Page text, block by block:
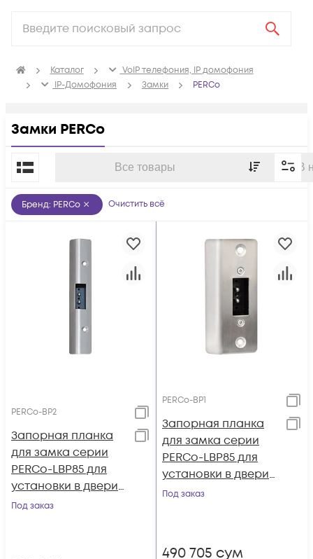
Каталог
VoIP телефония, IP домофония
IP-Домофония
Замки PERCo
Замки PERCo
Все товары В
По популярности
Бренд: PERCo Очистить всё
PERCo-BP2
Запорная планка
для замка серии
PERCo-LBP85 для
установки в двери
из профилей типов
Под заказ
PERCo-BP1
Запорная планка
для замка серии
PERCo-LBP85 для
установки в двери
из профилей типов
Под заказ
490 705 сум